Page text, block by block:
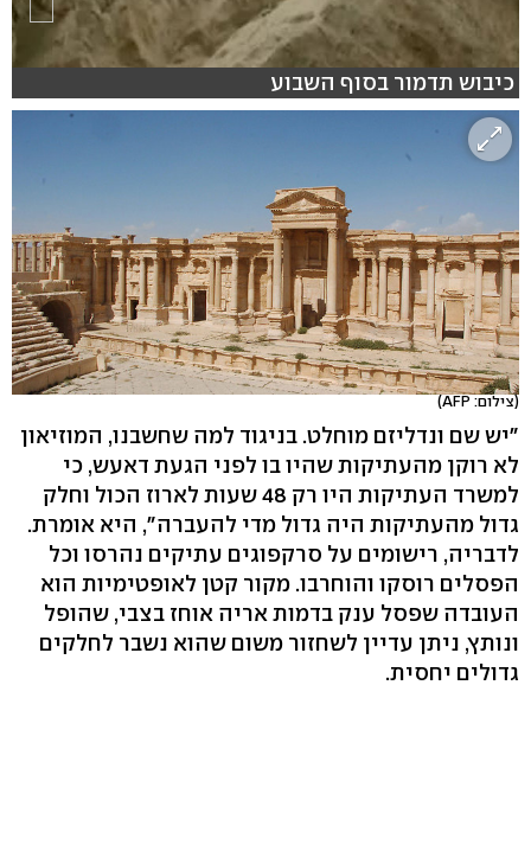
כיבוש תדמור בסוף השבוע
(צילום: AFP)
"יש שם ונדליזם מוחלט. בניגוד למה שחשבנו, המוזיאון
לא רוקן מהעתיקות שהיו בו לפני הגעת דאעש, כי
למשרד העתיקות היו רק 48 שעות לארוז הכול וחלק
גדול מהעתיקות היה גדול מדי להעברה", היא אומרת.
לדבריה, רישומים על סרקפוגים עתיקים נהרסו וכל
הפסלים רוסקו והוחרבו. מקור קטן לאופטימיות הוא
העובדה שפסל ענק בדמות אריה אוחז בצבי, שהופל
ונותץ, ניתן עדיין לשחזור משום שהוא נשבר לחלקים
גדולים יחסית.